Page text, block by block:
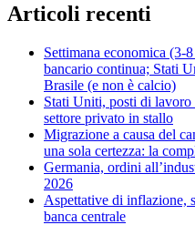
Articoli recenti
Settimana economica (3-
bancario continua; Stati
Brasile (e non è calcio)
Stati Uniti, posti di
settore privato in stallo
Migrazione a causa del
una sola certezza: la
Germania, ordini
2026
Aspettative di inflazione,
banca centrale